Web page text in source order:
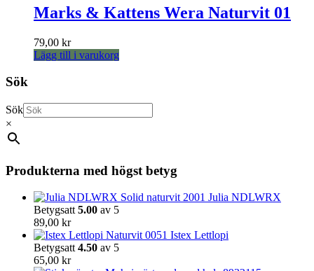
har
flera
olika
produktsidan
Marks & Kattens Wera Naturvit 01
79,00 kr
Lägg till i varukorg
Sök
Sök
×
Produkterna med högst betyg
Julia NDLWRX
Betygsatt5.00 av 5
89,00 kr
Istex Lettlopi
Betygsatt4.50 av 5
65,00 kr